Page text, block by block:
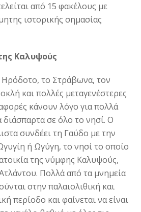
από 15 φακέλους με
ιστορικής σημασίας
Καλυψούς
Ηρόδοτο, το Στράβωνα, τον
και πολλές μεταγενέστερες
κάνουν λόγο για πολλά
διάσπαρτα σε όλο το νησί. Ο
συνδέει τη Γαύδο με την
ή Ωγύγη, το νησί το οποίο
της νύμφης Καλυψούς,
Πολλά από τα μνημεία
στην παλαιολιθική και
περίοδο και φαίνεται να είναι